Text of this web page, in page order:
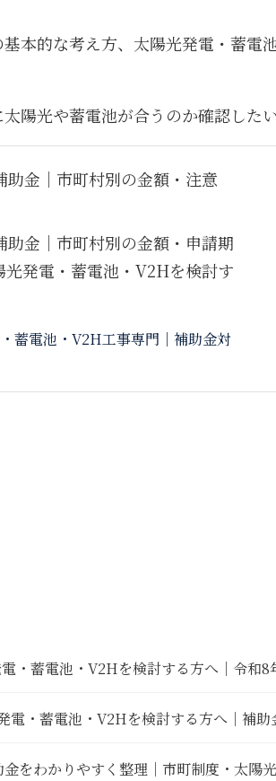
本的な考え方、太陽光発電・蓄電
陽光や蓄電池が合うのか確認した
金｜市町村別の金額・注意
金｜市町村別の金額・申請期
発電・蓄電池・V2Hを検討す
蓄電池・V2H工事専門｜補助金対
・蓄電池・V2Hを検討する方へ｜令和
電・蓄電池・V2Hを検討する方へ｜補
をわかりやすく整理｜市町制度・太陽